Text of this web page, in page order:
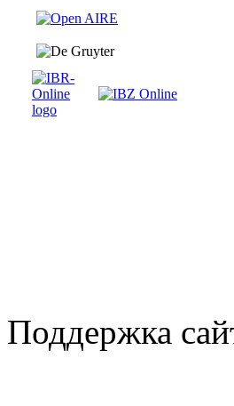
Поддержка